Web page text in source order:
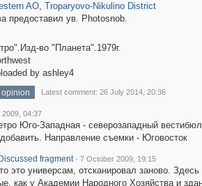
AO, Troparyovo-Nikulino District
предоставил ув. Photosnob.
во "Планета".1979г.
by ashley4
Latest comment: 26 July 2014, 20:36
2009, 04:37
Юго-Западная - северозападный
Направление съемки - Юговосток
Discussed fragment · 7 October 2009, 19:15
это универсам, отсканировал заново. Здесь
как у Академии Народного Хозяйства и